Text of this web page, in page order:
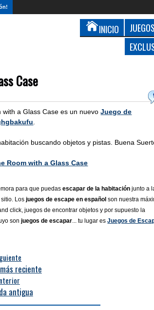
INICIO
Case
with a Glass Case es un nuevoJuego de
buscando objetos y pistas. Buena
Room with a Glass Case
para que puedasescapar de la habitación junto a
sitio. Losjuegos de escape en español son nuestra
click, juegos de encontrar objetos y por supuesto la
sonjuegos de escapar... tu lugar esJuegos de
reciente
antigua